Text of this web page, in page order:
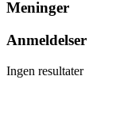
Meninger
Anmeldelser
Ingen resultater